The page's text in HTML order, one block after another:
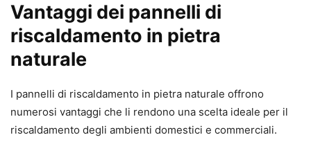
Vantaggi dei pannelli di
riscaldamento in pietra
naturale
I pannelli di riscaldamento in pietra naturale offrono
numerosi vantaggi che li rendono una scelta ideale per il
riscaldamento degli ambienti domestici e commerciali.